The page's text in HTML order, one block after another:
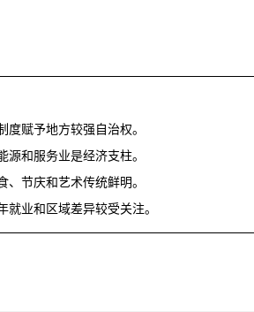
赋予地方较强自治权。
和服务业是经济支柱。
节庆和艺术传统鲜明。
业和区域差异较受关注。